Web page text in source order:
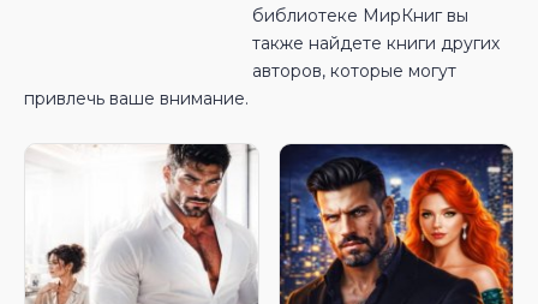
библиотеке МирКниг вы
также найдете книги других
авторов, которые могут
привлечь ваше внимание.